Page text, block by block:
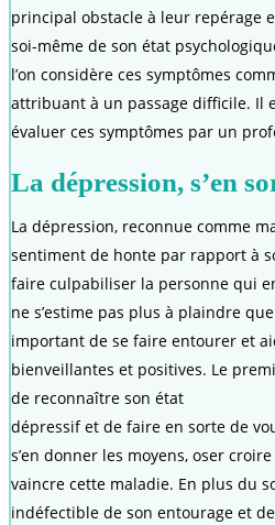
principal obstacle à leur repérage
soi-même de son état
l’on considère ces symptômes
attribuant à un passage difficile. Il
évaluer ces symptômes par un
La dépression, s’en
La dépression, reconnue comme
sentiment de honte par rapport à
faire culpabiliser la personne qui
ne s’estime pas plus à plaindre
important de se faire entourer et
bienveillantes et positives. Le
de reconnaître son état
dépressif et de faire en sorte de
s’en donner les moyens, oser
vaincre cette maladie. En plus du
indéfectible de son entourage et